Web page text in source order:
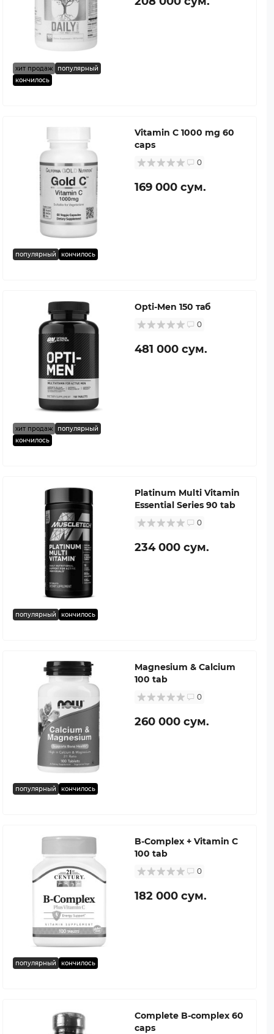
хит продаж
популярный
кончилось
популярный кончилось
Vitamin C 1000 mg 60
caps
0
169 000 сум.
хит продаж
популярный
кончилось
Opti-Men 150 таб
0
481 000 сум.
популярный кончилось
Platinum Multi Vitamin
Essential Series 90 tab
0
234 000 сум.
популярный кончилось
Magnesium & Calcium
100 tab
0
260 000 сум.
популярный кончилось
B-Complex + Vitamin C
100 tab
0
182 000 сум.
Complete B-complex 60
caps